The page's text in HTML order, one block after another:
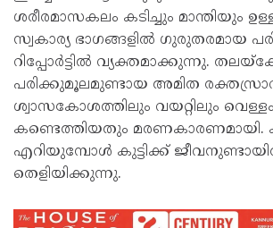
ശരീരമാസകലം കടിച്ചും മാന്തിയും
സ്വകാര്യ ഭാഗങ്ങളിൽ ഗുരുതരമായ
റിപ്പോർട്ടിൽ വ്യക്തമാക്കുന്നു.
പരിക്കുമൂലമുണ്ടായ അമിത
ശ്വാസകോശത്തിലും വയറ്റിലും വെള്ളം
കണ്ടെത്തിയതും മരണകാരണമായി.
എറിയുമ്പോൾ കുട്ടിക്ക്
തെളിയിക്കുന്നു.